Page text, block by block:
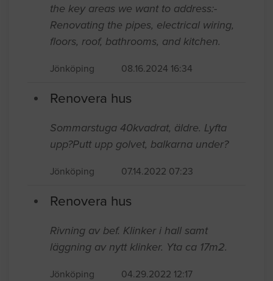
the key areas we want to address:-
Renovating the pipes, electrical wiring,
floors, roof, bathrooms, and kitchen.
Jönköping 08.16.2024 16:34
Renovera hus
Sommarstuga 40kvadrat, äldre. Lyfta
upp?Putt upp golvet, balkarna under?
Jönköping 07.14.2022 07:23
Renovera hus
Rivning av bef. Klinker i hall samt
läggning av nytt klinker. Yta ca 17m2.
Jönköping 04.29.2022 12:17